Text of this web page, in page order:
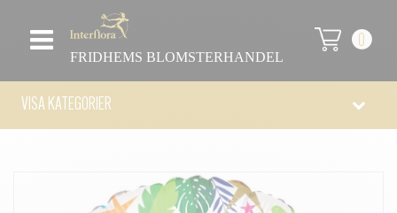
FRIDHEMS BLOMSTERHANDEL
0
VISA KATEGORIER